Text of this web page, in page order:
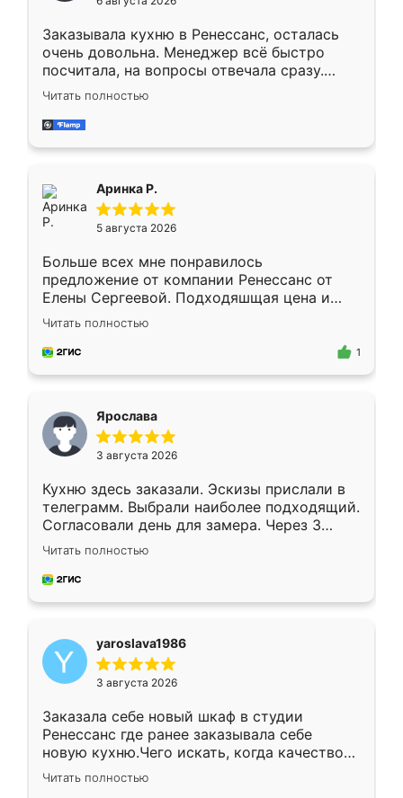
мебели буду заказывать только здесь.
Заказывала кухню в Ренессанс, осталась
очень довольна. Менеджер всё быстро
посчитала, на вопросы отвечала сразу.
Замерщик приехал в субботу, подошёл к
делу со всей ответственностью. Собрали
за день, ребята работали аккуратно, даже
Читать полностью
Аринка Р.
5 августа 2026
Больше всех мне понравилось
предложение от компании Ренессанс от
Елены Сергеевой. Подходяшщая цена и
короткие сроки изготовления. Приехавший
для замера сотрудник Владислав
предложил по моему эскизу самый
Читать полностью
1
Ярослава
3 августа 2026
Кухню здесь заказали. Эскизы прислали в
телеграмм. Выбрали наиболее подходящий.
Согласовали день для замера. Через 3
недели кухня была уже готова. Остались
довольны работой. Спасибо Ренессанс
мебель за качественную работу!
Читать полностью
yaroslava1986
3 августа 2026
Заказала себе новый шкаф в студии
Ренессанс где ранее заказывала себе
новую кухню.Чего искать, когда качеством
вполне довольна. Служит кухня уже почти
два года, нареканий нет.
Читать полностью